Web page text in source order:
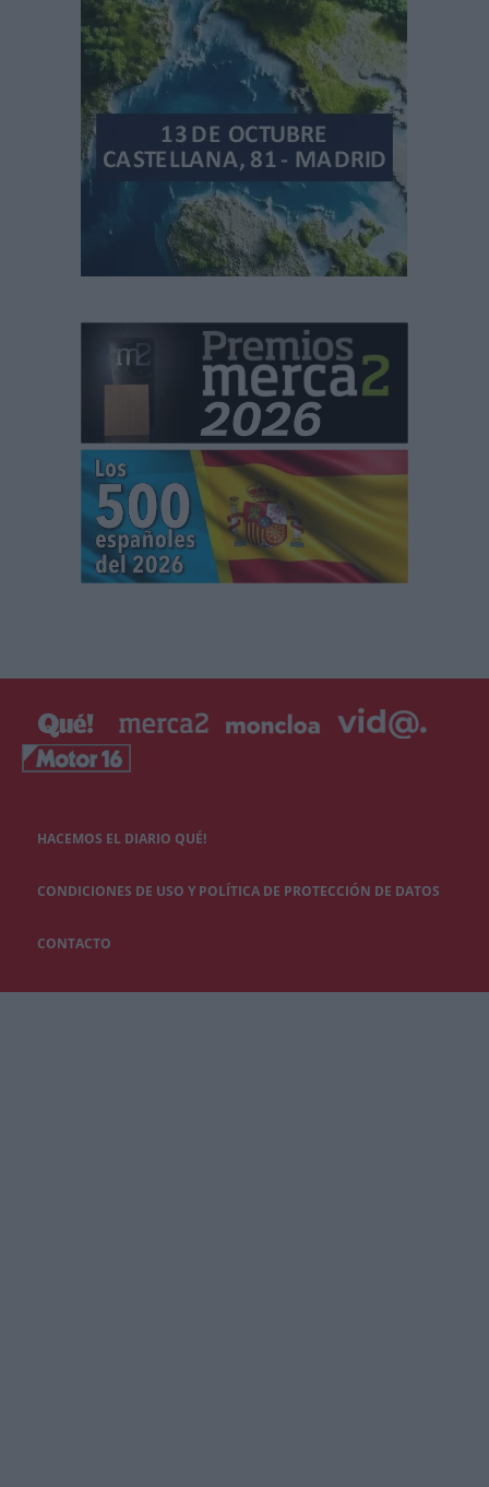
HACEMOS EL DIARIO QUÉ!
CONDICIONES DE USO Y POLÍTICA DE PROTECCIÓN DE DATOS
CONTACTO